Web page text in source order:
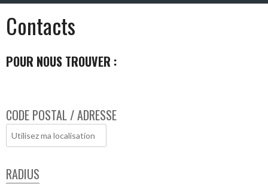
Contacts
POUR NOUS TROUVER :
CODE POSTAL / ADRESSE
RADIUS